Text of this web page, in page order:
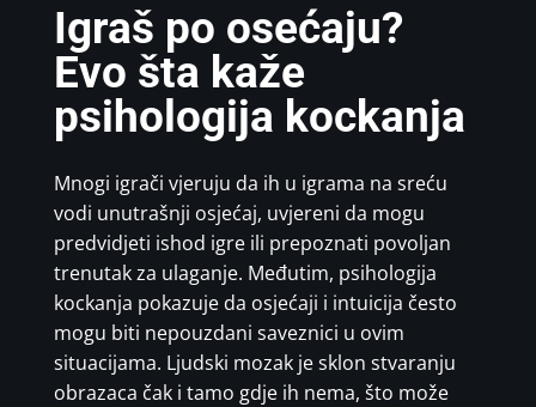
Igraš po osećaju?
Evo šta kaže
psihologija kockanja
Mnogi igrači vjeruju da ih u igrama na sreću
vodi unutrašnji osjećaj, uvjereni da mogu
predvidjeti ishod igre ili prepoznati povoljan
trenutak za ulaganje. Međutim, psihologija
kockanja pokazuje da osjećaji i intuicija često
mogu biti nepouzdani saveznici u ovim
situacijama. Ljudski mozak je sklon stvaranju
obrazaca čak i tamo gdje ih nema, što može